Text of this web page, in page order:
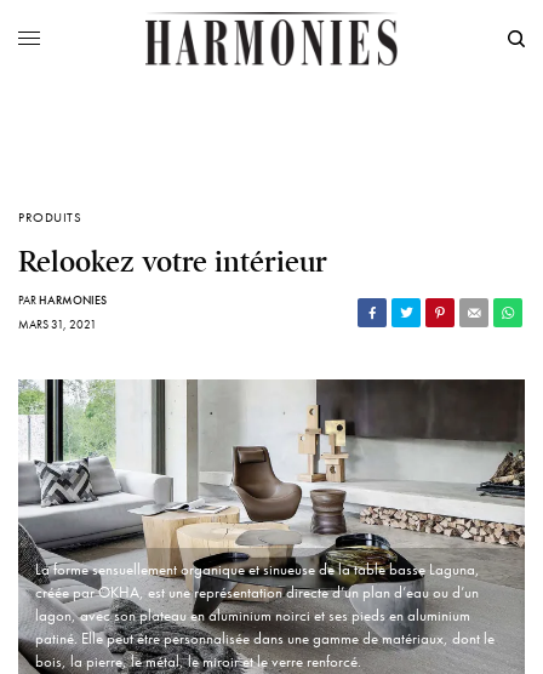
PRODUITS
Relookez votre intérieur
PARHARMONIES
MARS 31, 2021
La forme sensuellement organique et sinueuse de la table basse Laguna,
créée par OKHA, est une représentation directe d’un plan d’eau ou d’un
lagon, avec son plateau en aluminium noirci et ses pieds en aluminium
patiné. Elle peut être personnalisée dans une gamme de matériaux, dont le
bois, la pierre, le métal, le miroir et le verre renforcé.